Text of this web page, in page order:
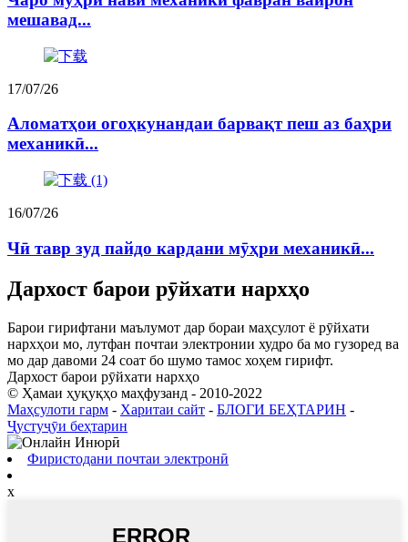
мешавад...
17/07/26
Аломатҳои огоҳкунандаи барвақт пеш аз баҳри
механикӣ...
16/07/26
Чӣ тавр зуд пайдо кардани мӯҳри механикӣ...
Дархост барои рӯйхати нархҳо
Барои гирифтани маълумот дар бораи маҳсулот ё рӯйхати
нархҳои мо, лутфан почтаи электронии худро ба мо гузоред ва
мо дар давоми 24 соат бо шумо тамос хоҳем гирифт.
Дархост барои рӯйхати нархҳо
© Ҳамаи ҳуқуқҳо маҳфузанд - 2010-2022
Маҳсулоти гарм - Харитаи сайт - БЛОГИ БЕҲТАРИН -
Ҷустуҷӯи беҳтарин
Фиристодани почтаи электронӣ
x